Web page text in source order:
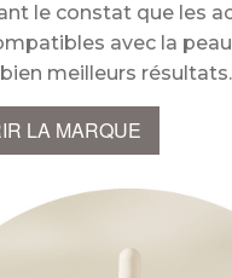
le constat que les
avec la
meilleurs
LA MARQUE